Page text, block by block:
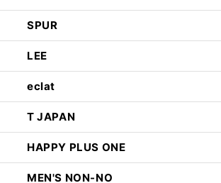
SPUR
LEE
eclat
T JAPAN
HAPPY PLUS ONE
MEN'S NON-NO